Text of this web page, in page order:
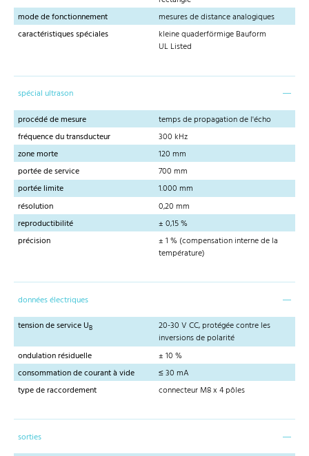
mode de fonctionnement
mesures de distance analogiques
caractéristiques spéciales
kleine quaderförmige Bauform
UL Listed
spécial ultrason
procédé de mesure
temps de propagation de l'écho
fréquence du transducteur
300 kHz
zone morte
120 mm
portée de service
700 mm
portée limite
1.000 mm
résolution
0,20 mm
reproductibilité
± 0,15 %
précision
± 1 % (compensation interne de la
température)
données électriques
tension de service UB
20-30 V CC, protégée contre les
inversions de polarité
ondulation résiduelle
± 10 %
consommation de courant à vide
≤ 30 mA
type de raccordement
connecteur M8 x 4 pôles
sorties